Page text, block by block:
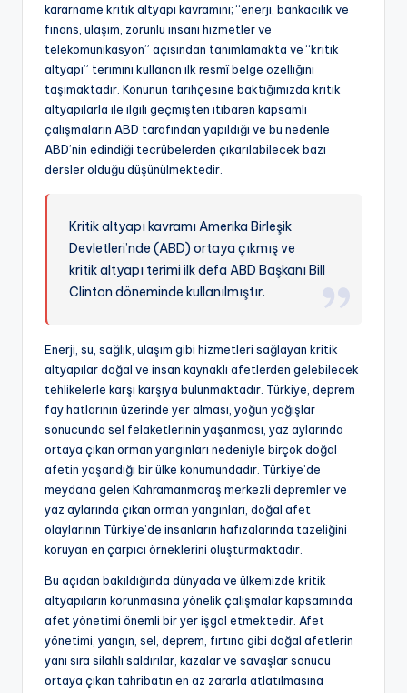
kararname kritik altyapı kavramını; “enerji, bankacılık ve
finans, ulaşım, zorunlu insani hizmetler ve
telekomünikasyon” açısından tanımlamakta ve “kritik
altyapı” terimini kullanan ilk resmî belge özelliğini
taşımaktadır. Konunun tarihçesine baktığımızda kritik
altyapılarla ile ilgili geçmişten itibaren kapsamlı
çalışmaların ABD tarafından yapıldığı ve bu nedenle
ABD’nin edindiği tecrübelerden çıkarılabilecek bazı
dersler olduğu düşünülmektedir.
Kritik altyapı kavramı Amerika Birleşik
Devletleri’nde (ABD) ortaya çıkmış ve
kritik altyapı terimi ilk defa ABD Başkanı Bill
Clinton döneminde kullanılmıştır.
Enerji, su, sağlık, ulaşım gibi hizmetleri sağlayan kritik
altyapılar doğal ve insan kaynaklı afetlerden gelebilecek
tehlikelerle karşı karşıya bulunmaktadır. Türkiye, deprem
fay hatlarının üzerinde yer alması, yoğun yağışlar
sonucunda sel felaketlerinin yaşanması, yaz aylarında
ortaya çıkan orman yangınları nedeniyle birçok doğal
afetin yaşandığı bir ülke konumundadır. Türkiye’de
meydana gelen Kahramanmaraş merkezli depremler ve
yaz aylarında çıkan orman yangınları, doğal afet
olaylarının Türkiye’de insanların hafızalarında tazeliğini
koruyan en çarpıcı örneklerini oluşturmaktadır.
Bu açıdan bakıldığında dünyada ve ülkemizde kritik
altyapıların korunmasına yönelik çalışmalar kapsamında
afet yönetimi önemli bir yer işgal etmektedir. Afet
yönetimi, yangın, sel, deprem, fırtına gibi doğal afetlerin
yanı sıra silahlı saldırılar, kazalar ve savaşlar sonucu
ortaya çıkan tahribatın en az zararla atlatılmasına